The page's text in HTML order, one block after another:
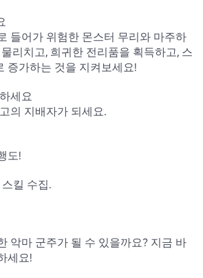
들어가 위험한 몬스터 무리와 마주하
리치고, 희귀한 전리품을 획득하고, 스
증가하는 것을 지켜보세요!
세요
의 지배자가 되세요.
도!
킬 수집.
악마 군주가 될 수 있을까요? 지금 바
세요!